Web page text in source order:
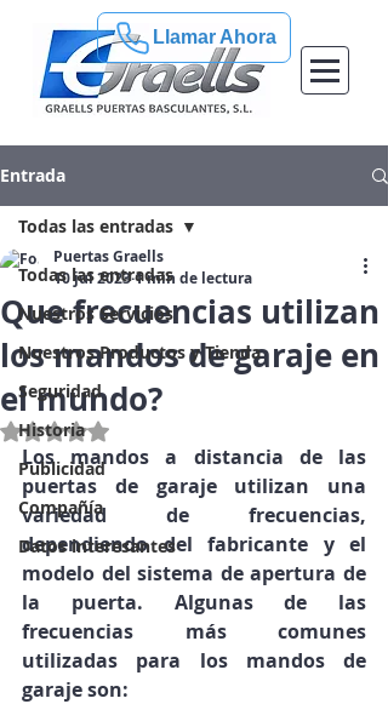
Llamar Ahora
Entrada
Todas las entradas
Nuestros Servicios
Nuestros Productos y Tienda
Seguridad
Historia
Publicidad
Compañía
Datos interesantes
Todas las entradas
Que frecuencias utilizan
los mandos de garaje en
el mundo?
Puertas Graells
10 jul 20231 min de lectura
Obtuvo NaN de 5 estrellas.
Los mandos a distancia de las
puertas de garaje utilizan una
variedad de frecuencias,
dependiendo del fabricante y el
modelo del sistema de apertura de
la puerta. Algunas de las
frecuencias más comunes
utilizadas para los mandos de
garaje son: